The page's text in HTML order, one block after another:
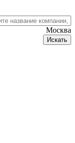
Москва
Искать